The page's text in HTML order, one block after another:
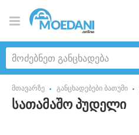
მთავარზე განცხადებები ბათუმი
სათამაშო პუდელი